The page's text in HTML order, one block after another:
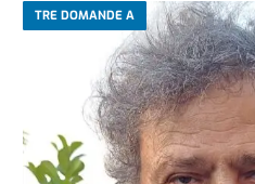
TRE DOMANDE A